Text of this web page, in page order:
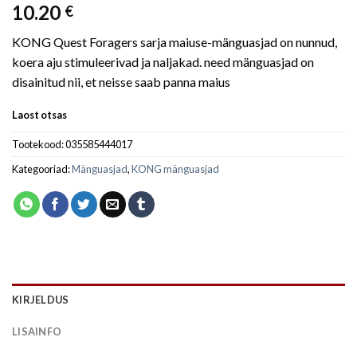
10.20 €
KONG Quest Foragers sarja maiuse-mänguasjad on nunnud,
koera aju stimuleerivad ja naljakad. need mänguasjad on
disainitud nii, et neisse saab panna maius
Laost otsas
Tootekood:035585444017
Kategooriad:Mänguasjad,KONG mänguasjad
KIRJELDUS
LISAINFO